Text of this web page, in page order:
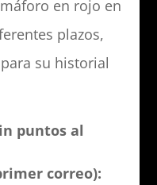
en rojo en
plazos,
su historial
puntos al
correo):